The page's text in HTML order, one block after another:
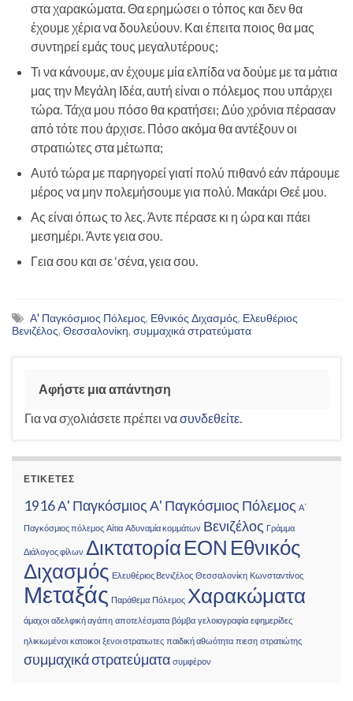
στα χαρακώματα. Θα ερημώσει ο τόπος και δεν θα
έχουμε χέρια να δουλεύουν. Και έπειτα ποιος θα μας
συντηρεί εμάς τους μεγαλυτέρους;
Τι να κάνουμε, αν έχουμε μία ελπίδα να δούμε με τα μάτια
μας την Μεγάλη Ιδέα, αυτή είναι ο πόλεμος που υπάρχει
τώρα. Τάχα μου πόσο θα κρατήσει; Δύο χρόνια πέρασαν
από τότε που άρχισε. Πόσο ακόμα θα αντέξουν οι
στρατιώτες στα μέτωπα;
Αυτό τώρα με παρηγορεί γιατί πολύ πιθανό εάν πάρουμε
μέρος να μην πολεμήσουμε για πολύ. Μακάρι Θεέ μου.
Ας είναι όπως το λες. Άντε πέρασε κι η ώρα και πάει
μεσημέρι. Άντε γεια σου.
Γεια σου και σε ‘σένα, γεια σου.
Α' Παγκόσμιος Πόλεμος, Εθνικός Διχασμός, Ελευθέριος
Βενιζέλος, Θεσσαλονίκη, συμμαχικά στρατεύματα
Αφήστε μια απάντηση
Για να σχολιάσετε πρέπει νασυνδεθείτε.
ΕΤΙΚΈΤΕΣ
1916Α' ΠαγκόσμιοςΑ' Παγκόσμιος Πόλεμος Α΄
Παγκόσμιος πόλεμος Αίτια Αδυναμία κομμάτων Βενιζέλος Γράμμα
Διάλογος φίλων ΔικτατορίαΕΟΝ Εθνικός
Διχασμός Ελευθέριος Βενιζέλος Θεσσαλονίκη Κωνσταντίνος
Μεταξάς Παράθεμα Πόλεμος Χαρακώματα
άμαχοι αδελφική αγάπη αποτελέσματα βόμβα γελοιογραφία εφημερίδες
ηλικιωμένοι κατοικοι ξενοι στρατιωτες παιδική αθωότητα πιεση στρατιώτης
συμμαχικά στρατεύματα συμφέρον